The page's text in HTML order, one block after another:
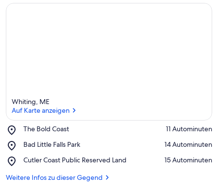
Whiting, ME
Auf Karte anzeigen
The Bold Coast
Place,
Bold
‪11 Autominuten‬
Bad Little Falls Park
Place,
Little
Park
‪14 Autominuten‬
Cutler Coast Public Reserved Land
Place,
Coast
‪15 Autominuten‬
Weitere Infos zu dieser Gegend